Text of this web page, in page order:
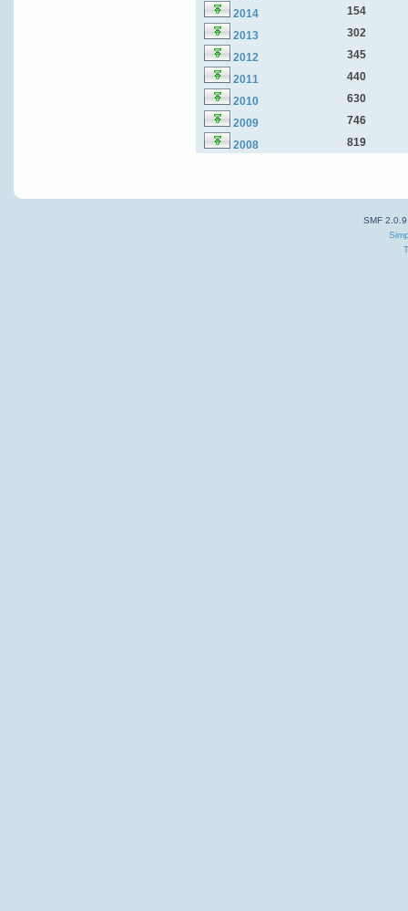
2014
154
2013
302
2012
345
2011
440
2010
630
2009
746
2008
819
SMF 2.0.9